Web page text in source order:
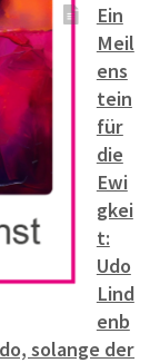
Ein
Meil
ens
tein
für
die
Ewi
gkei
t:
Udo
Lind
enb
solange der